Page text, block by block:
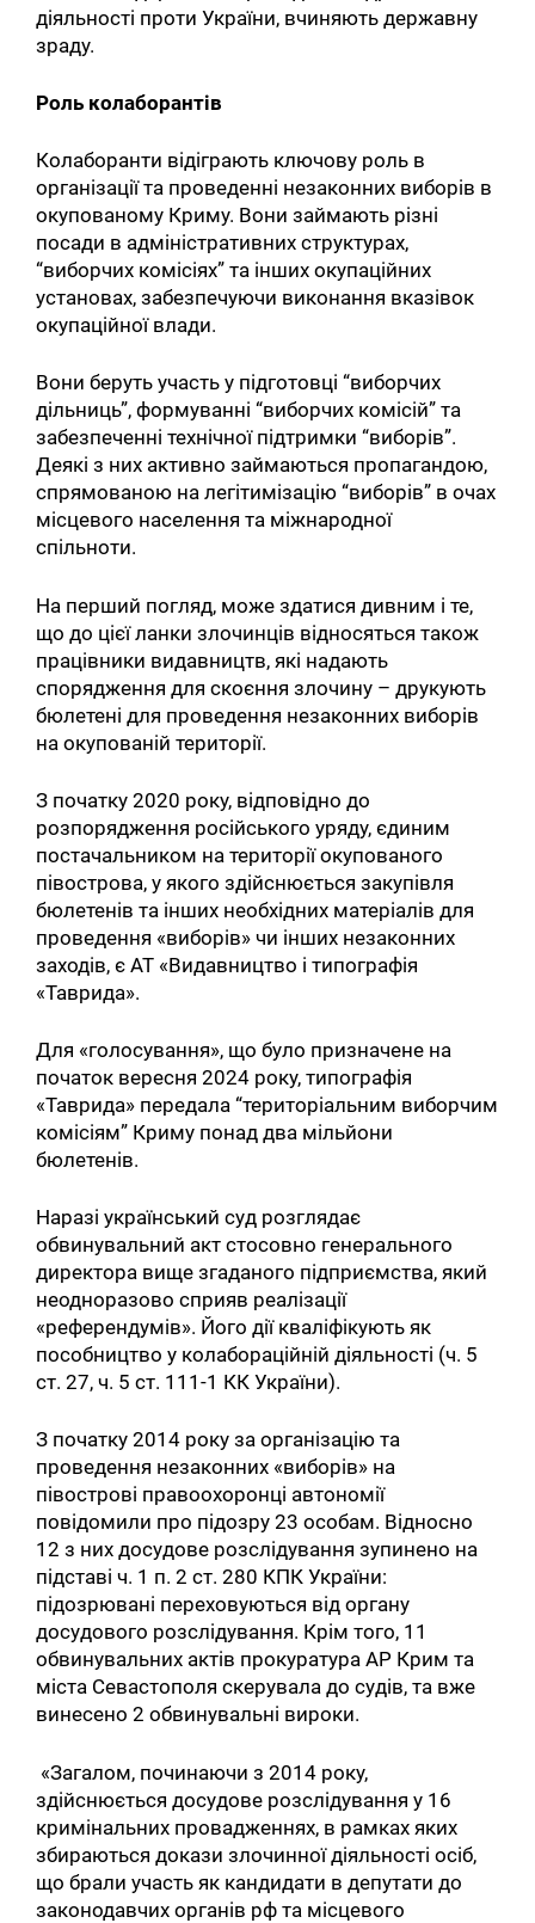
діяльності проти України, вчиняють державну
зраду.
Роль колаборантів
Колаборанти відіграють ключову роль в
організації та проведенні незаконних виборів в
окупованому Криму. Вони займають різні
посади в адміністративних структурах,
“виборчих комісіях” та інших окупаційних
установах, забезпечуючи виконання вказівок
окупаційної влади.
Вони беруть участь у підготовці “виборчих
дільниць”, формуванні “виборчих комісій” та
забезпеченні технічної підтримки “виборів”.
Деякі з них активно займаються пропагандою,
спрямованою на легітимізацію “виборів” в очах
місцевого населення та міжнародної
спільноти.
На перший погляд, може здатися дивним і те,
що до цієї ланки злочинців відносяться також
працівники видавництв, які надають
спорядження для скоєння злочину – друкують
бюлетені для проведення незаконних виборів
на окупованій території.
З початку 2020 року, відповідно до
розпорядження російського уряду, єдиним
постачальником на території окупованого
півострова, у якого здійснюється закупівля
бюлетенів та інших необхідних матеріалів для
проведення «виборів» чи інших незаконних
заходів, є АТ «Видавництво і типографія
«Таврида».
Для «голосування», що було призначене на
початок вересня 2024 року, типографія
«Таврида» передала “територіальним виборчим
комісіям” Криму понад два мільйони
бюлетенів.
Наразі український суд розглядає
обвинувальний акт стосовно генерального
директора вище згаданого підприємства, який
неодноразово сприяв реалізації
«референдумів». Його дії кваліфікують як
пособництво у колабораційній діяльності (ч. 5
ст. 27, ч. 5 ст. 111-1 КК України).
З початку 2014 року за організацію та
проведення незаконних «виборів» на
півострові правоохоронці автономії
повідомили про підозру 23 особам. Відносно
12 з них досудове розслідування зупинено на
підставі ч. 1 п. 2 ст. 280 КПК України:
підозрювані переховуються від органу
досудового розслідування. Крім того, 11
обвинувальних актів прокуратура АР Крим та
міста Севастополя скерувала до судів, та вже
винесено 2 обвинувальні вироки.
«Загалом, починаючи з 2014 року,
здійснюється досудове розслідування у 16
кримінальних провадженнях, в рамках яких
збираються докази злочинної діяльності осіб,
що брали участь як кандидати в депутати до
законодавчих органів рф та місцевого